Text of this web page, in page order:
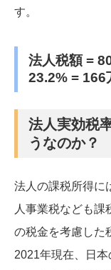
す。
法人税額 =
23.2% = 166
法人実効税
うなのか？
法人の課税所得に
人事業税なども課
の税金を考慮した
2021年現在、日